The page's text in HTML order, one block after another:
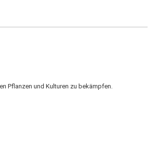
Pflanzen und Kulturen zu bekämpfen.